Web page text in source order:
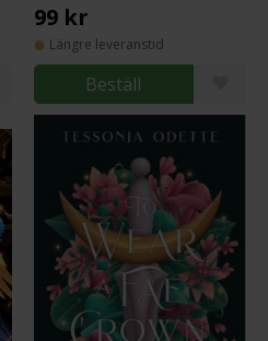
99 kr
Längre leveranstid
Beställ